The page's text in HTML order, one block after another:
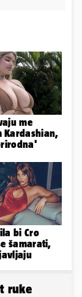
me
Kardashian,
bi Cro
šamarati,
ruke